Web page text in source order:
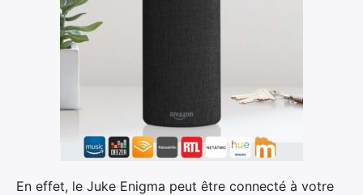
En effet, le Juke Enigma peut être connecté à votre